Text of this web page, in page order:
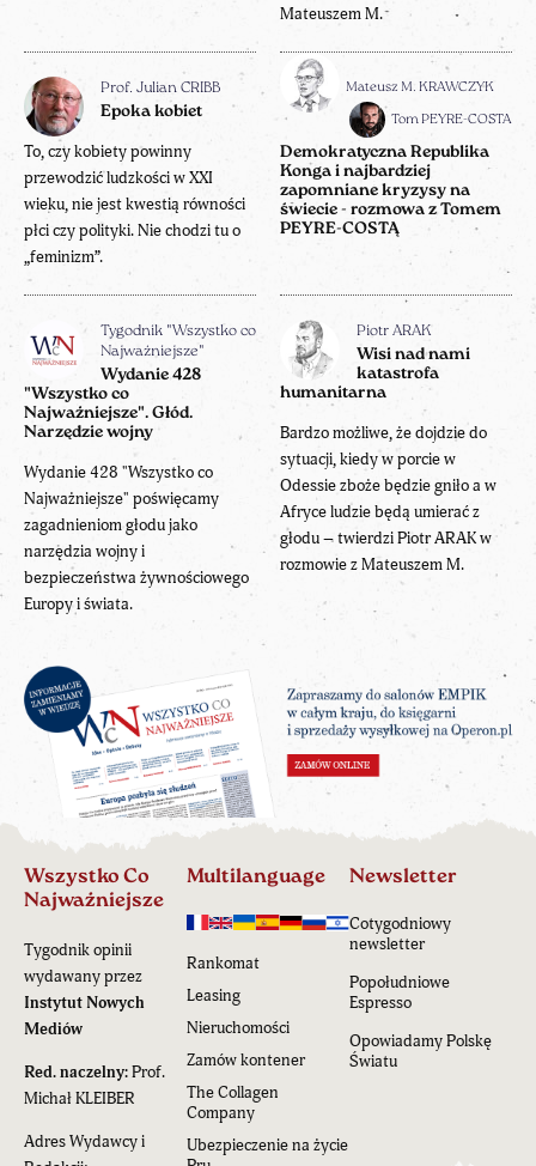
Mateuszem M.
Prof. Julian CRIBB
Epoka kobiet
To, czy kobiety powinny
przewodzić ludzkości w XXI
wieku, nie jest kwestią równości
płci czy polityki. Nie chodzi tu o
„feminizm”.
Mateusz M. KRAWCZYK
Tom PEYRE-COSTA
Demokratyczna Republika
Konga i najbardziej
zapomniane kryzysy na
świecie - rozmowa z Tomem
PEYRE-COSTĄ
Tygodnik "Wszystko co
Najważniejsze"
Wydanie 428
"Wszystko co
Najważniejsze". Głód.
Narzędzie wojny
Wydanie 428 "Wszystko co
Najważniejsze" poświęcamy
zagadnieniom głodu jako
narzędzia wojny i
bezpieczeństwa żywnościowego
Europy i świata.
Piotr ARAK
Wisi nad nami
katastrofa
humanitarna
Bardzo możliwe, że dojdzie do
sytuacji, kiedy w porcie w
Odessie zboże będzie gniło a w
Afryce ludzie będą umierać z
głodu – twierdzi Piotr ARAK w
rozmowie z Mateuszem M.
Wszystko Co
Najważniejsze
Tygodnik opinii
wydawany przez
Instytut Nowych
Mediów
Red. naczelny:Prof.
Michał KLEIBER
Adres Wydawcy i
Multilanguage
Rankomat
Leasing
Nieruchomości
Zamów kontener
The Collagen
Company
Ubezpieczenie na życie
Newsletter
Cotygodniowy
newsletter
Popołudniowe
Espresso
Opowiadamy Polskę
Światu